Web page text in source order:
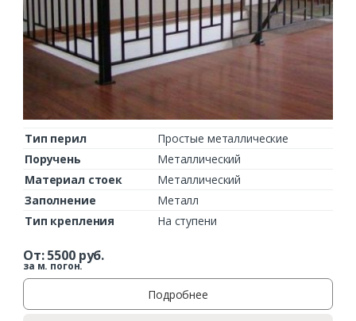
Тип перил
Простые металлические
Поручень
Металлический
Материал стоек
Металлический
Заполнение
Металл
Тип крепления
На ступени
От:5500руб.
за м. погон.
Подробнее